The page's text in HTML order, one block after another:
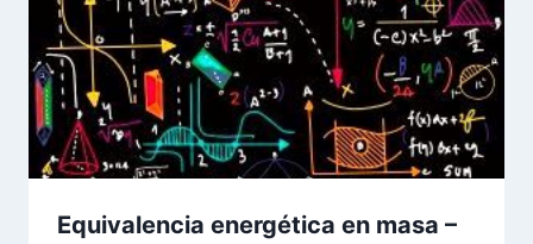
Equivalencia energética en masa –